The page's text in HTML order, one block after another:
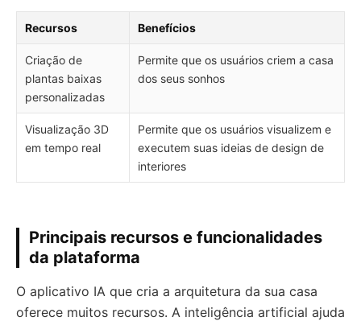
Recursos Benefícios
Criação de
plantas baixas
personalizadas
Permite que os usuários criem a casa
dos seus sonhos
Visualização 3D
em tempo real
Permite que os usuários visualizem e
executem suas ideias de design de
interiores
Principais recursos e funcionalidades
da plataforma
O aplicativo IA que cria a arquitetura da sua casa
oferece muitos recursos. A inteligência artificial ajuda